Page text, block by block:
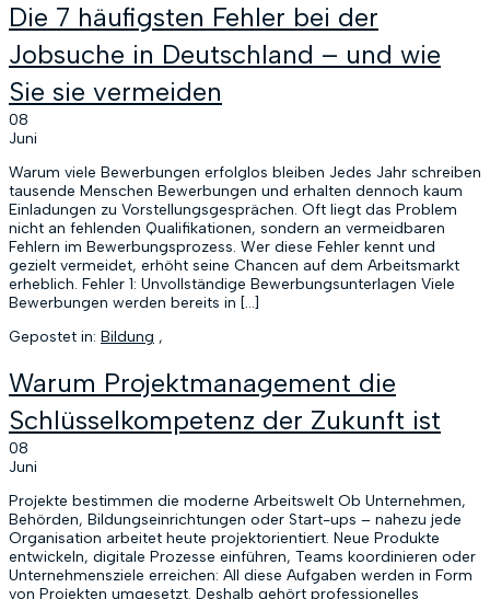
Die 7 häufigsten Fehler bei der
Jobsuche in Deutschland – und wie
Sie sie vermeiden
08
Juni
Warum viele Bewerbungen erfolglos bleiben Jedes Jahr schreiben
tausende Menschen Bewerbungen und erhalten dennoch kaum
Einladungen zu Vorstellungsgesprächen. Oft liegt das Problem
nicht an fehlenden Qualifikationen, sondern an vermeidbaren
Fehlern im Bewerbungsprozess. Wer diese Fehler kennt und
gezielt vermeidet, erhöht seine Chancen auf dem Arbeitsmarkt
erheblich. Fehler 1: Unvollständige Bewerbungsunterlagen Viele
Bewerbungen werden bereits in […]
Gepostet in: Bildung ,
Warum Projektmanagement die
Schlüsselkompetenz der Zukunft ist
08
Juni
Projekte bestimmen die moderne Arbeitswelt Ob Unternehmen,
Behörden, Bildungseinrichtungen oder Start-ups – nahezu jede
Organisation arbeitet heute projektorientiert. Neue Produkte
entwickeln, digitale Prozesse einführen, Teams koordinieren oder
Unternehmensziele erreichen: All diese Aufgaben werden in Form
von Projekten umgesetzt. Deshalb gehört professionelles